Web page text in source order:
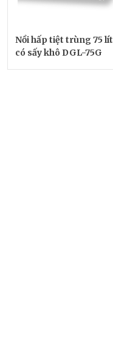
Nồi hấp tiệt trùng 75 lít
có sấy khô DGL-75G